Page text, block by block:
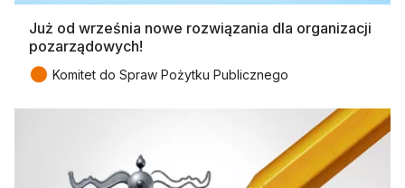
Już od września nowe rozwiązania dla organizacji
pozarządowych!
● Komitet do Spraw Pożytku Publicznego